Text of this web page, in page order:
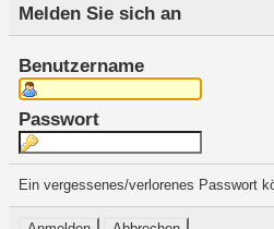
Melden Sie sich an
Benutzername
Passwort
Ein vergessenes/verlorenes Passwort